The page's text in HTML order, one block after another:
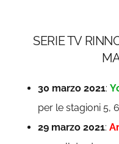
SERIE TV
30 marzo 2021:
per le stagioni 5,
29 marzo 2021: